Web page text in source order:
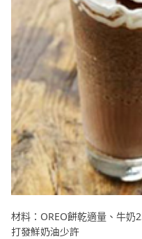
材料：OREO餅乾適量、牛奶
打發鮮奶油少許